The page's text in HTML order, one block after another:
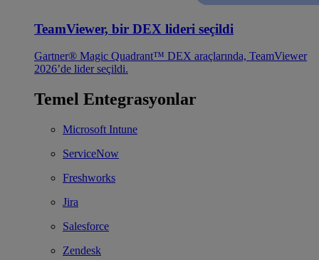
TeamViewer, bir DEX lideri seçildi
Gartner® Magic Quadrant™ DEX araçlarında, TeamViewer
2026’de lider seçildi.
Temel Entegrasyonlar
Microsoft Intune
ServiceNow
Freshworks
Jira
Salesforce
Zendesk